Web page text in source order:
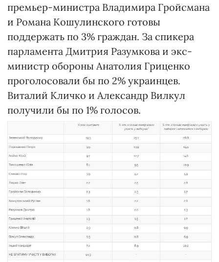
премьер-министра Владимира Гройсмана
и Романа Кошулинского готовы
поддержать по 3% граждан. За спикера
парламента Дмитрия Разумкова и экс-
министр обороны Анатолия Гриценко
проголосовали бы по 2% украинцев.
Виталий Кличко и Александр Вилкул
получили бы по 1% голосов.